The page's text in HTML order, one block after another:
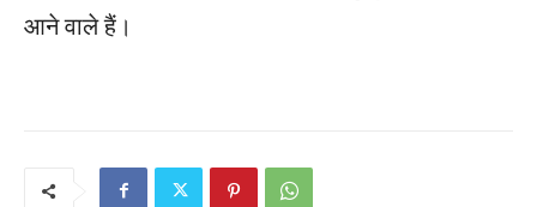
आने वाले हैं।